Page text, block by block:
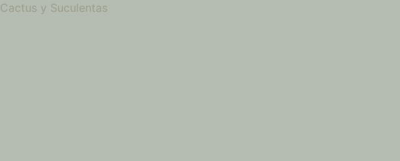
Cactus y Suculentas